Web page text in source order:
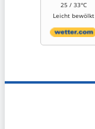
25 / 33°C
Leicht bewölkt